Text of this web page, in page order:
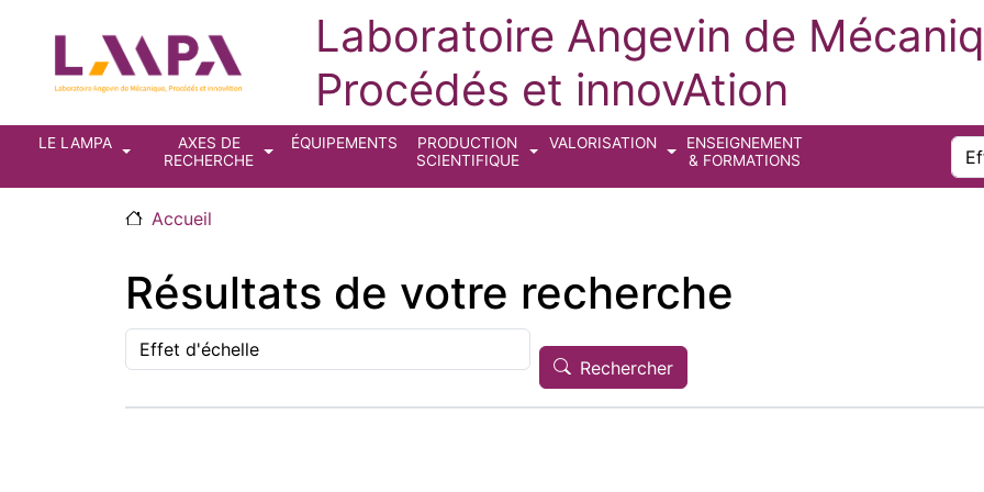
Laboratoire Angevin de
Procédés et innovAtion
Navigation principale
LE LAMPA
AXES DE
RECHERCHE
ÉQUIPEMENTS
PRODUCTION
SCIENTIFIQUE
VALORISATION
ENSEIGNEMENT
& FORMATIONS
Accueil
Résultats de votre recherche
Rechercher